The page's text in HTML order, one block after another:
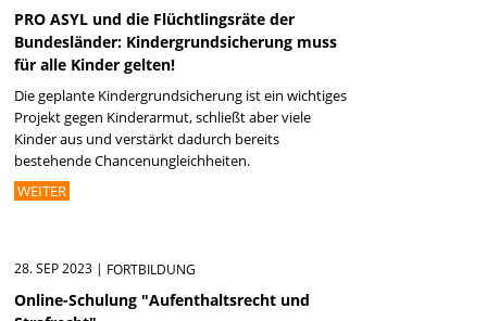
PRO ASYL und die Flüchtlingsräte der
Bundesländer: Kindergrundsicherung muss
für alle Kinder gelten!
Die geplante Kindergrundsicherung ist ein wichtiges
Projekt gegen Kinderarmut, schließt aber viele
Kinder aus und verstärkt dadurch bereits
bestehende Chancenungleichheiten.
WEITER
28. SEP 2023 | FORTBILDUNG
Online-Schulung "Aufenthaltsrecht und